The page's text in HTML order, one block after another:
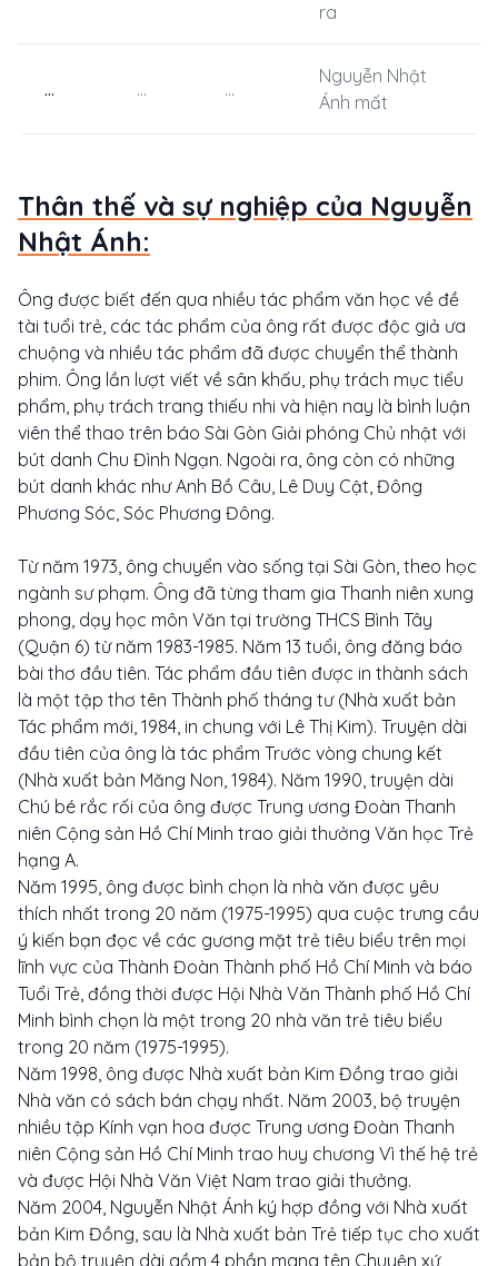
ra
... ... ...
Nguyễn Nhật
Ánh mất
Thân thế và sự nghiệp của Nguyễn
Nhật Ánh:
Ông được biết đến qua nhiều tác phẩm văn học về đề
tài tuổi trẻ, các tác phẩm của ông rất được độc giả ưa
chuộng và nhiều tác phẩm đã được chuyển thể thành
phim. Ông lần lượt viết về sân khấu, phụ trách mục tiểu
phẩm, phụ trách trang thiếu nhi và hiện nay là bình luận
viên thể thao trên báo Sài Gòn Giải phóng Chủ nhật với
bút danh Chu Đình Ngạn. Ngoài ra, ông còn có những
bút danh khác như Anh Bồ Câu, Lê Duy Cật, Đông
Phương Sóc, Sóc Phương Đông.
Từ năm 1973, ông chuyển vào sống tại Sài Gòn, theo học
ngành sư phạm. Ông đã từng tham gia Thanh niên xung
phong, dạy học môn Văn tại trường THCS Bình Tây
(Quận 6) từ năm 1983-1985. Năm 13 tuổi, ông đăng báo
bài thơ đầu tiên. Tác phẩm đầu tiên được in thành sách
là một tập thơ tên Thành phố tháng tư (Nhà xuất bản
Tác phẩm mới, 1984, in chung với Lê Thị Kim). Truyện dài
đầu tiên của ông là tác phẩm Trước vòng chung kết
(Nhà xuất bản Măng Non, 1984). Năm 1990, truyện dài
Chú bé rắc rối của ông được Trung ương Đoàn Thanh
niên Cộng sản Hồ Chí Minh trao giải thưởng Văn học Trẻ
hạng A.
Năm 1995, ông được bình chọn là nhà văn được yêu
thích nhất trong 20 năm (1975-1995) qua cuộc trưng cầu
ý kiến bạn đọc về các gương mặt trẻ tiêu biểu trên mọi
lĩnh vực của Thành Đoàn Thành phố Hồ Chí Minh và báo
Tuổi Trẻ, đồng thời được Hội Nhà Văn Thành phố Hồ Chí
Minh bình chọn là một trong 20 nhà văn trẻ tiêu biểu
trong 20 năm (1975-1995).
Năm 1998, ông được Nhà xuất bản Kim Đồng trao giải
Nhà văn có sách bán chạy nhất. Năm 2003, bộ truyện
nhiều tập Kính vạn hoa được Trung ương Đoàn Thanh
niên Cộng sản Hồ Chí Minh trao huy chương Vì thế hệ trẻ
và được Hội Nhà Văn Việt Nam trao giải thưởng.
Năm 2004, Nguyễn Nhật Ánh ký hợp đồng với Nhà xuất
bản Kim Đồng, sau là Nhà xuất bản Trẻ tiếp tục cho xuất
bản bộ truyện dài gồm 4 phần mang tên Chuyện xứ